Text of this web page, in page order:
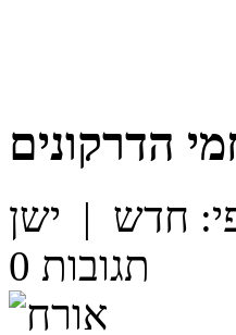
הדרקונים
חדש | ישן
0 תגובות